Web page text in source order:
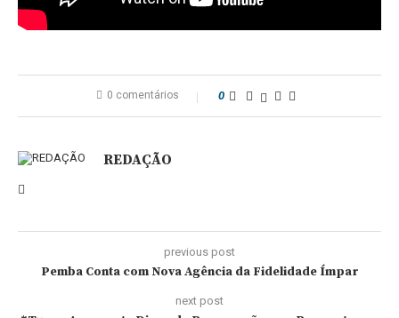
0 comentários 0
REDAÇÃO
previous post
Pemba Conta com Nova Agência da Fidelidade Ímpar
next post